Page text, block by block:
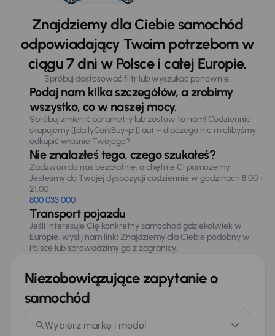
Znajdziemy dla Ciebie samochód
odpowiadający Twoim potrzebom w
ciągu 7 dni w Polsce i całej Europie.
Spróbuj dostosować filtr lub wyszukać ponownie.
Podaj nam kilka szczegółów, a zrobimy
wszystko, co w naszej mocy.
Spróbuj zmienić parametry lub zostaw to nam! Codziennie
skupujemy [[dailyCarsBuy-pl]] aut – dlaczego nie mielibyśmy
odkupić właśnie Twojego?
Nie znalazłeś tego, czego szukałeś?
Zadzwoń do nas bezpłatnie, a chętnie Ci pomożemy.
Jesteśmy do Twojej dyspozycji codziennie w godzinach 8:00 -
21:00
800 033 000
Transport pojazdu
Jeśli interesuje Cię konkretny samochód gdziekolwiek w
Europie, wyślij nam link! Znajdziemy dla Ciebie podobny w
Polsce lub sprowadzimy go z zagranicy.
Niezobowiązujące zapytanie o
samochód
Wybierz markę i model